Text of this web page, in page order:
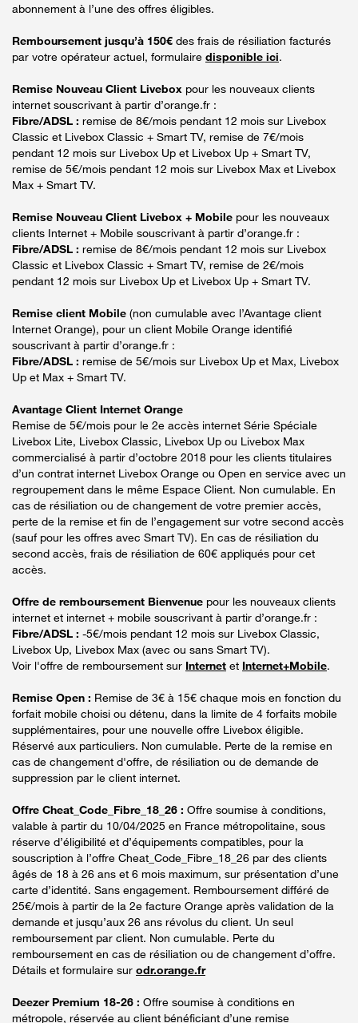
abonnement à l’une des offres éligibles.
Remboursement jusqu’à 150€ des frais de résiliation facturés
par votre opérateur actuel, formulaire disponible ici.
Remise Nouveau Client Livebox pour les nouveaux clients
internet souscrivant à partir d’orange.fr :
Fibre/ADSL : remise de 8€/mois pendant 12 mois sur Livebox
Classic et Livebox Classic + Smart TV, remise de 7€/mois
pendant 12 mois sur Livebox Up et Livebox Up + Smart TV,
remise de 5€/mois pendant 12 mois sur Livebox Max et Livebox
Max + Smart TV.
Remise Nouveau Client Livebox + Mobile pour les nouveaux
clients Internet + Mobile souscrivant à partir d’orange.fr :
Fibre/ADSL : remise de 8€/mois pendant 12 mois sur Livebox
Classic et Livebox Classic + Smart TV, remise de 2€/mois
pendant 12 mois sur Livebox Up et Livebox Up + Smart TV.
Remise client Mobile (non cumulable avec l’Avantage client
Internet Orange), pour un client Mobile Orange identifié
souscrivant à partir d’orange.fr :
Fibre/ADSL : remise de 5€/mois sur Livebox Up et Max, Livebox
Up et Max + Smart TV.
Avantage Client Internet Orange
Remise de 5€/mois pour le 2e accès internet Série Spéciale
Livebox Lite, Livebox Classic, Livebox Up ou Livebox Max
commercialisé à partir d’octobre 2018 pour les clients titulaires
d’un contrat internet Livebox Orange ou Open en service avec un
regroupement dans le même Espace Client. Non cumulable. En
cas de résiliation ou de changement de votre premier accès,
perte de la remise et fin de l’engagement sur votre second accès
(sauf pour les offres avec Smart TV). En cas de résiliation du
second accès, frais de résiliation de 60€ appliqués pour cet
accès.
Offre de remboursement Bienvenue pour les nouveaux clients
internet et internet + mobile souscrivant à partir d’orange.fr :
Fibre/ADSL : -5€/mois pendant 12 mois sur Livebox Classic,
Livebox Up, Livebox Max (avec ou sans Smart TV).
Voir l'offre de remboursement sur Internet et Internet+Mobile.
Remise Open : Remise de 3€ à 15€ chaque mois en fonction du
forfait mobile choisi ou détenu, dans la limite de 4 forfaits mobile
supplémentaires, pour une nouvelle offre Livebox éligible.
Réservé aux particuliers. Non cumulable. Perte de la remise en
cas de changement d'offre, de résiliation ou de demande de
suppression par le client internet.
Offre Cheat_Code_Fibre_18_26 : Offre soumise à conditions,
valable à partir du 10/04/2025 en France métropolitaine, sous
réserve d’éligibilité et d’équipements compatibles, pour la
souscription à l’offre Cheat_Code_Fibre_18_26 par des clients
âgés de 18 à 26 ans et 6 mois maximum, sur présentation d’une
carte d’identité. Sans engagement. Remboursement différé de
25€/mois à partir de la 2e facture Orange après validation de la
demande et jusqu’aux 26 ans révolus du client. Un seul
remboursement par client. Non cumulable. Perte du
remboursement en cas de résiliation ou de changement d’offre.
Détails et formulaire sur odr.orange.fr
Deezer Premium 18-26 : Offre soumise à conditions en
métropole, réservée au client bénéficiant d’une remise